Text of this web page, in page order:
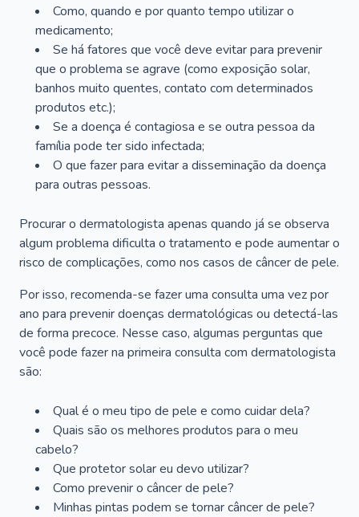
Como, quando e por quanto tempo utilizar o
medicamento;
Se há fatores que você deve evitar para prevenir
que o problema se agrave (como exposição solar,
banhos muito quentes, contato com determinados
produtos etc.);
Se a doença é contagiosa e se outra pessoa da
família pode ter sido infectada;
O que fazer para evitar a disseminação da doença
para outras pessoas.
Procurar o dermatologista apenas quando já se observa
algum problema dificulta o tratamento e pode aumentar o
risco de complicações, como nos casos de câncer de pele.
Por isso, recomenda-se fazer uma consulta uma vez por
ano para prevenir doenças dermatológicas ou detectá-las
de forma precoce. Nesse caso, algumas perguntas que
você pode fazer na primeira consulta com dermatologista
são:
Qual é o meu tipo de pele e como cuidar dela?
Quais são os melhores produtos para o meu
cabelo?
Que protetor solar eu devo utilizar?
Como prevenir o câncer de pele?
Minhas pintas podem se tornar câncer de pele?